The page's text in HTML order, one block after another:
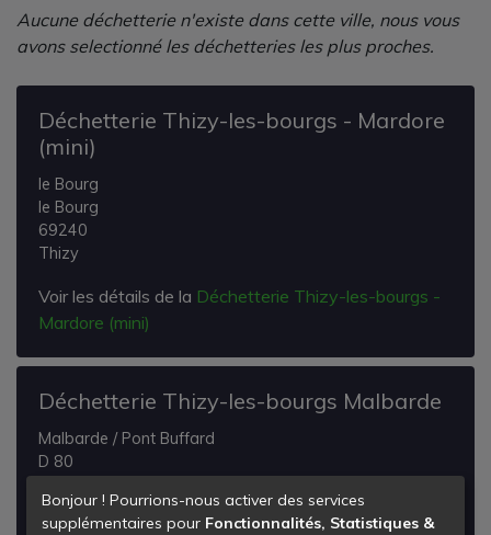
Aucune déchetterie n'existe dans cette ville, nous vous
avons selectionné les déchetteries les plus proches.
Déchetterie Thizy-les-bourgs - Mardore
(mini)
le Bourg
le Bourg
69240
Thizy
Voir les détails de la Déchetterie Thizy-les-bourgs -
Mardore (mini)
Déchetterie Thizy-les-bourgs Malbarde
Malbarde / Pont Buffard
D 80
Thizy
Bonjour ! Pourrions-nous activer des services
supplémentaires pour Fonctionnalités, Statistiques &